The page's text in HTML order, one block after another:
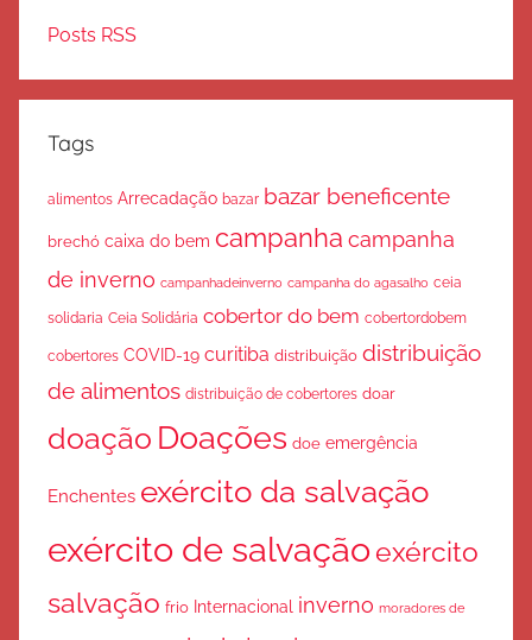
Posts RSS
Tags
alimentos Arrecadação bazar bazar beneficente
brechó caixa do bem campanha campanha
de inverno campanhadeinverno campanha do agasalho ceia
solidaria Ceia Solidária cobertor do bem cobertordobem
cobertores COVID-19 curitiba distribuição distribuição
de alimentos distribuição de cobertores doar
doação Doações doe emergência
Enchentes exército da salvação
exército de salvaçãoexército
salvação frio Internacional inverno moradores de